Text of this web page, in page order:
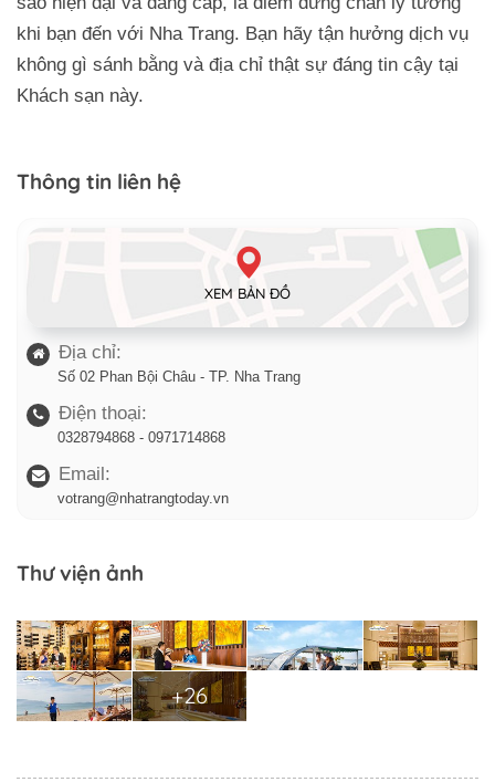
khi bạn đến với Nha Trang. Bạn hãy tận hưởng dịch vụ
không gì sánh bằng và địa chỉ thật sự đáng tin cậy tại
Khách sạn này.
Thông tin liên hệ
XEM BẢN ĐỒ
Địa chỉ:
Số 02 Phan Bội Châu - TP. Nha Trang
Điện thoại:
0328794868 - 0971714868
Email:
votrang@nhatrangtoday.vn
Thư viện ảnh
+26